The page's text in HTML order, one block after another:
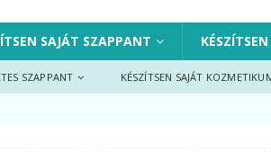
SAJÁT SZAPPANT
SZAPPANT KÉSZÍTSEN SAJÁT